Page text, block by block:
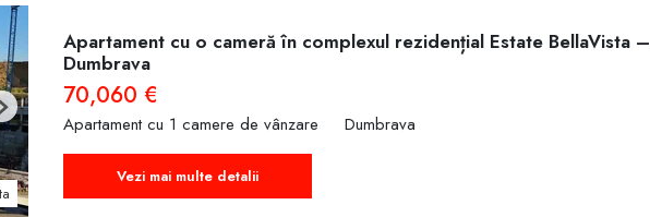
Next
Apartament cu o cameră în complexul rezidențial Estate BellaVista –
Dumbrava
70,060 €
Apartament cu 1 camere de vânzare Dumbrava
Vezi mai multe detalii